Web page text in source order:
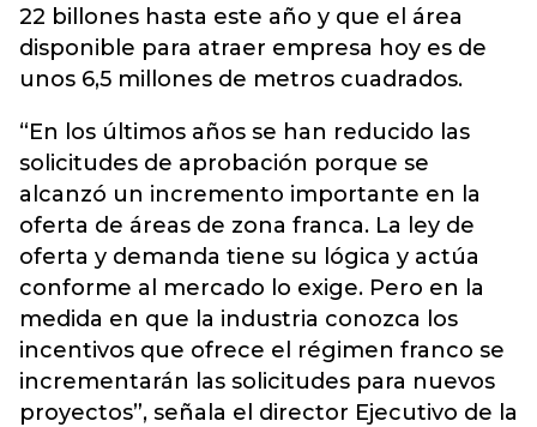
22 billones hasta este año y que el área
disponible para atraer empresa hoy es de
unos 6,5 millones de metros cuadrados.
“En los últimos años se han reducido las
solicitudes de aprobación porque se
alcanzó un incremento importante en la
oferta de áreas de zona franca. La ley de
oferta y demanda tiene su lógica y actúa
conforme al mercado lo exige. Pero en la
medida en que la industria conozca los
incentivos que ofrece el régimen franco se
incrementarán las solicitudes para nuevos
proyectos”, señala el director Ejecutivo de la